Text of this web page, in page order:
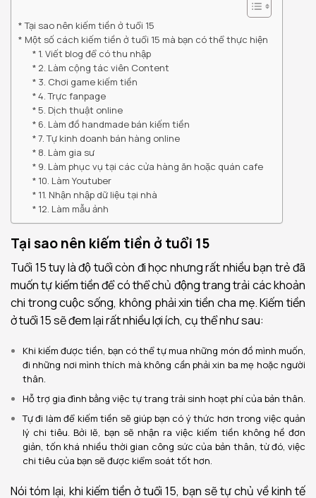
Tại sao nên kiếm tiền ở tuổi 15
Một số cách kiếm tiền ở tuổi 15 mà bạn có thể thực hiện
1. Viết blog để có thu nhập
2. Làm cộng tác viên Content
3. Chơi game kiếm tiền
4. Trực fanpage
5. Dịch thuật online
6. Làm đồ handmade bán kiếm tiền
7. Tự kinh doanh bán hàng online
8. Làm gia sư
9. Làm phục vụ tại các cửa hàng ăn hoặc quán cafe
10. Làm Youtuber
11. Nhận nhập dữ liệu tại nhà
12. Làm mẫu ảnh
Tại sao nên kiếm tiền ở tuổi 15
Tuổi 15 tuy là độ tuổi còn đi học nhưng rất nhiều bạn trẻ đã
muốn tự kiếm tiền để có thể chủ động trang trải các khoản
chi trong cuộc sống, không phải xin tiền cha mẹ. Kiếm tiền
ở tuổi 15 sẽ đem lại rất nhiều lợi ích, cụ thể như sau:
Khi kiếm được tiền, bạn có thể tự mua những món đồ mình muốn,
đi những nơi mình thích mà không cần phải xin ba mẹ hoặc người
thân.
Hỗ trợ gia đình bằng việc tự trang trải sinh hoạt phí của bản thân.
Tự đi làm để kiếm tiền sẽ giúp bạn có ý thức hơn trong việc quản
lý chi tiêu. Bởi lẽ, bạn sẽ nhận ra việc kiếm tiền không hề đơn
giản, tốn khá nhiều thời gian công sức của bản thân, từ đó, việc
chi tiêu của bạn sẽ được kiểm soát tốt hơn.
Nói tóm lại, khi kiếm tiền ở tuổi 15, bạn sẽ tự chủ về kinh tế